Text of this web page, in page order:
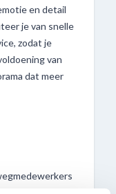
en detail
je van snelle
zodat je
van
dat meer